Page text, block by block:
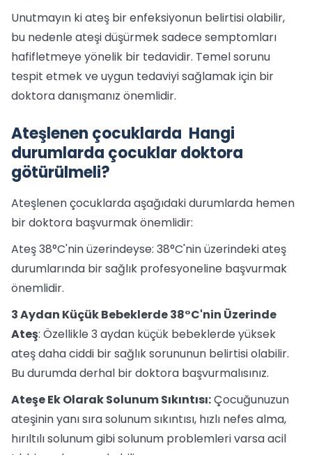
Unutmayın ki ateş bir enfeksiyonun belirtisi olabilir,
bu nedenle ateşi düşürmek sadece semptomları
hafifletmeye yönelik bir tedavidir. Temel sorunu
tespit etmek ve uygun tedaviyi sağlamak için bir
doktora danışmanız önemlidir.
Ateşlenen çocuklarda Hangi
durumlarda çocuklar doktora
götürülmeli?
Ateşlenen çocuklarda aşağıdaki durumlarda hemen
bir doktora başvurmak önemlidir:
Ateş 38°C'nin üzerindeyse: 38°C'nin üzerindeki ateş
durumlarında bir sağlık profesyoneline başvurmak
önemlidir.
3 Aydan Küçük Bebeklerde 38°C'nin Üzerinde
Ateş: Özellikle 3 aydan küçük bebeklerde yüksek
ateş daha ciddi bir sağlık sorununun belirtisi olabilir.
Bu durumda derhal bir doktora başvurmalısınız.
Ateşe Ek Olarak Solunum Sıkıntısı:Çocuğunuzun
ateşinin yanı sıra solunum sıkıntısı, hızlı nefes alma,
hırıltılı solunum gibi solunum problemleri varsa acil